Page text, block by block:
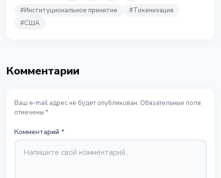
#Институциональное принятие #Токенизация
#США
Комментарии
Ваш e-mail адрес не будет опубликован. Обязательные поля
отмечены *
Комментарий *